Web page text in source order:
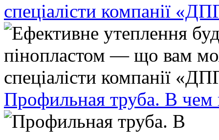
спеціалісти компанії
Профильная труба. В чем